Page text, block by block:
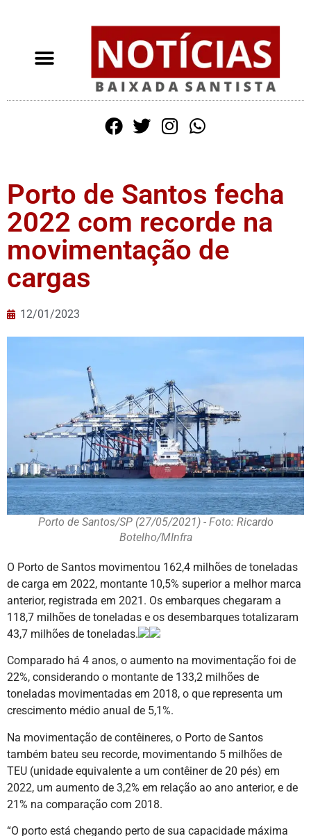
Porto de Santos fecha
2022 com recorde na
movimentação de
cargas
12/01/2023
Porto de Santos/SP (27/05/2021) - Foto: Ricardo
Botelho/MInfra
O Porto de Santos movimentou 162,4 milhões de toneladas
de carga em 2022, montante 10,5% superior a melhor marca
anterior, registrada em 2021. Os embarques chegaram a
118,7 milhões de toneladas e os desembarques totalizaram
43,7 milhões de toneladas.
Comparado há 4 anos, o aumento na movimentação foi de
22%, considerando o montante de 133,2 milhões de
toneladas movimentadas em 2018, o que representa um
crescimento médio anual de 5,1%.
Na movimentação de contêineres, o Porto de Santos
também bateu seu recorde, movimentando 5 milhões de
TEU (unidade equivalente a um contêiner de 20 pés) em
2022, um aumento de 3,2% em relação ao ano anterior, e de
21% na comparação com 2018.
“O porto está chegando perto de sua capacidade máxima